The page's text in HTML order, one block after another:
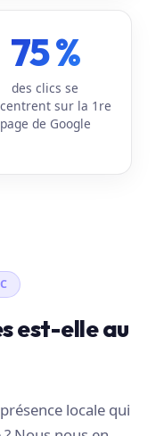
75 %
des clics se
sur la 1re
page de Google
est-elle au
locale qui